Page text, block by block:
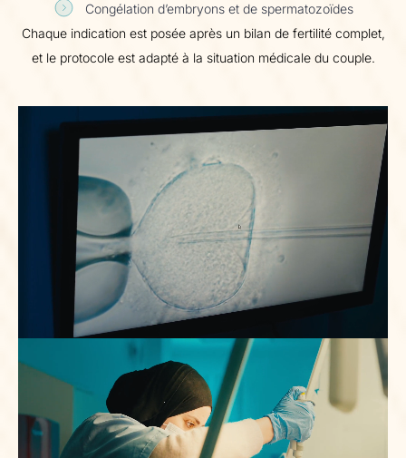
Congélation d’embryons et de spermatozoïdes
Chaque indication est posée après un bilan de fertilité complet,
et le protocole est adapté à la situation médicale du couple.